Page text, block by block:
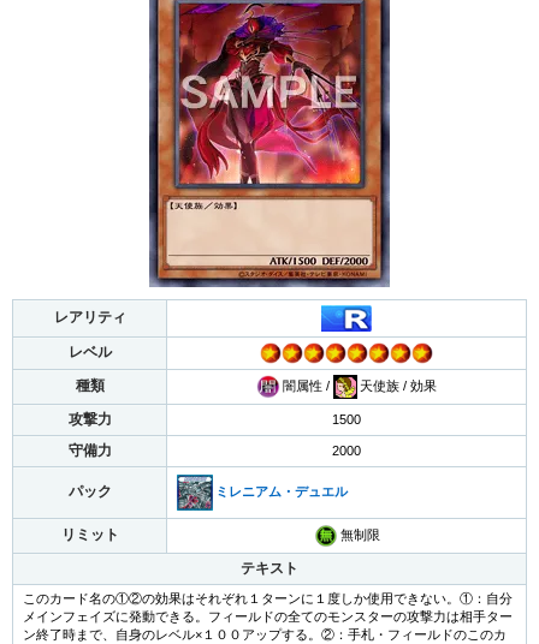
レアリティ
レベル
種類
闇属性 / 天使族 / 効果
攻撃力 1500
守備力 2000
パック ミレニアム・デュエル
リミット 無制限
テキスト
このカード名の①②の効果はそれぞれ１ターンに１度しか使用できない。①：自分
メインフェイズに発動できる。フィールドの全てのモンスターの攻撃力は相手ター
ン終了時まで、自身のレベル×１００アップする。②：手札・フィールドのこのカ